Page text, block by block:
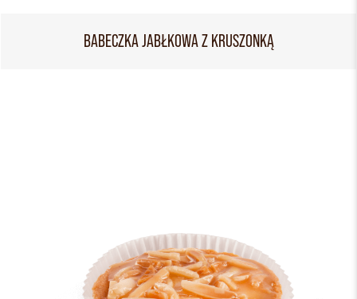
BABECZKA JABŁKOWA Z KRUSZONKĄ